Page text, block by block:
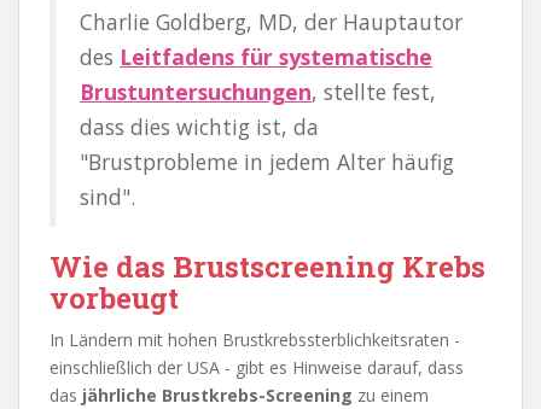
Charlie Goldberg, MD, der Hauptautor
des Leitfadens für systematische
Brustuntersuchungen, stellte fest,
dass dies wichtig ist, da
"Brustprobleme in jedem Alter häufig
sind".
Wie das Brustscreening Krebs
vorbeugt
In Ländern mit hohen Brustkrebssterblichkeitsraten -
einschließlich der USA - gibt es Hinweise darauf, dass
das jährliche Brustkrebs-Screening zu einem